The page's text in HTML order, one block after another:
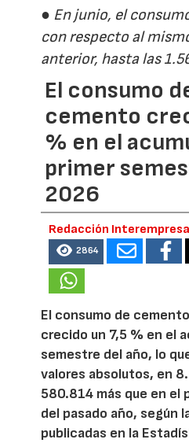
● En junio, el
con respecto al
anterior, hasta las
El consumo
cemento
% en el
primer
2026
Redacción
2864
El consumo de
crecido un 7,5 % en el
semestre del año, lo
valores absolutos, en
580.814 más que en el
del pasado año, según
publicadas en la